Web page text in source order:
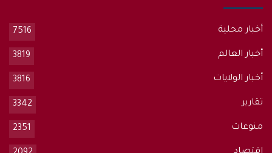
أخبار محلية 7516
أخبار العالم 3819
أخبار الولايات 3816
تقارير 3342
منوعات 2351